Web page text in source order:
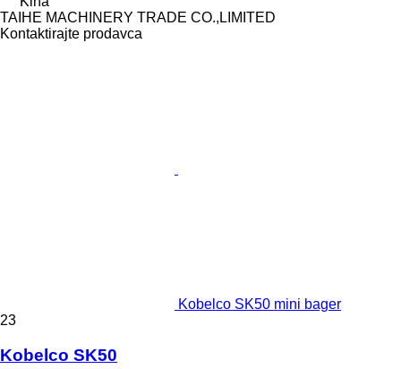
TAIHE MACHINERY TRADE CO.,LIMITED
Kontaktirajte prodavca
Kobelco SK50 mini bager
23
Kobelco SK50